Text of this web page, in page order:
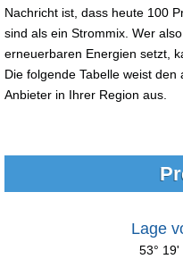
Nachricht ist, dass heute 100
sind als ein Strommix. Wer
erneuerbaren Energien setzt,
Die folgende Tabelle weist
Anbieter in Ihrer Region aus.
Lage
53°